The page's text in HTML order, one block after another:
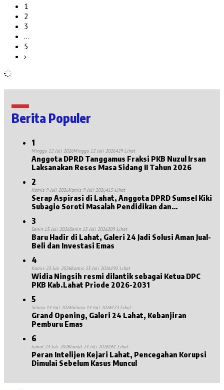
1
2
3
…
5
›
Berita Populer
1
Minggu 12 Juli 2026Minggu 12 Juli 2026429 Lihat
Anggota DPRD Tanggamus Fraksi PKB Nuzul Irsan
Laksanakan Reses Masa Sidang II Tahun 2026
2
Kamis 9 Juli 2026Kamis 9 Juli 2026415 Lihat
Serap Aspirasi di Lahat, Anggota DPRD Sumsel Kiki
Subagio Soroti Masalah Pendidikan dan
3
Senin 13 Juli 2026Senin 13 Juli 2026209 Lihat
Baru Hadir di Lahat, Galeri 24 Jadi Solusi Aman Jual-
Beli dan Investasi Emas
4
Kamis 23 Juli 2026Kamis 23 Juli 2026192 Lihat
Widia Ningsih resmi dilantik sebagai Ketua DPC
PKB Kab.Lahat Priode 2026-2031
5
Selasa 14 Juli 2026Selasa 14 Juli 2026173 Lihat
Grand Opening, Galeri 24 Lahat, Kebanjiran
Pemburu Emas
6
Jumat 24 Juli 2026Jumat 24 Juli 2026161 Lihat
Peran Intelijen Kejari Lahat, Pencegahan Korupsi
Dimulai Sebelum Kasus Muncul